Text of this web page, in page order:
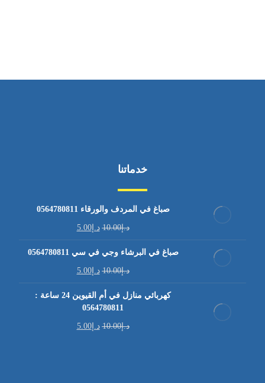
خدماتنا
صباغ في المردف والورقاء 0564780811
د.إ10.00 د.إ5.00
صباغ في البرشاء وجي في سي 0564780811
د.إ10.00 د.إ5.00
كهربائي منازل في أم القيوين 24 ساعة :
0564780811
د.إ10.00 د.إ5.00